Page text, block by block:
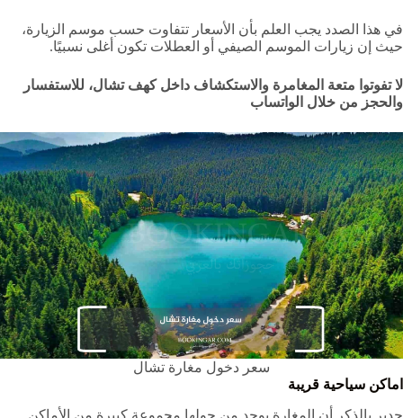
في هذا الصدد يجب العلم بأن الأسعار تتفاوت حسب موسم الزيارة،
حيث إن زيارات الموسم الصيفي أو العطلات تكون أغلى نسبيًا.
لا تفوتوا متعة المغامرة والاستكشاف داخل كهف تشال، للاستفسار
والحجز من خلال الواتساب
سعر دخول مغارة تشال
اماكن سياحية قريبة